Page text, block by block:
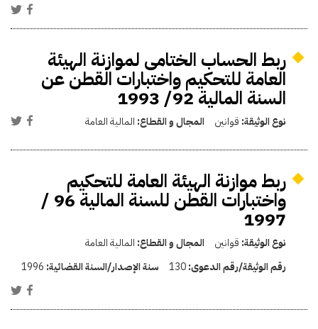
ربط الحساب الختامى لموازنة الهيئة
العامة للتحكيم واختبارات القطن عن
السنة المالية 92/ 1993
نوع الوثيقة: قوانين المجال و القطاع: المالية العامة
ربط موازنة الهيئة العامة للتحكيم
واختبارات القطن للسنة المالية 96 /
1997
نوع الوثيقة: قوانين المجال و القطاع: المالية العامة
رقم الوثيقة/رقم الدعوى:130 سنة الإصدار/السنة القضائية: 1996